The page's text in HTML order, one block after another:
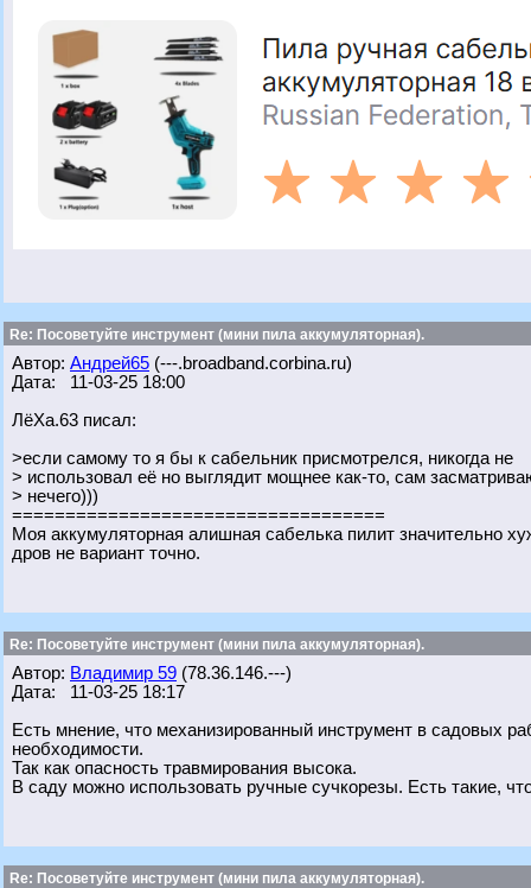
Re: Посоветуйте инструмент (мини пила аккумуляторная).
Автор: Андрей65 (---.broadband.corbina.ru)
Дата: 11-03-25 18:00
ЛёХа.63 писал:
>если самому то я бы к сабельник присмотрелся, никогда не
> использовал её но выглядит мощнее как-то, сам
> нечего)))
===================================
Моя аккумуляторная алишная сабелька пилит значительно
дров не вариант точно.
Re: Посоветуйте инструмент (мини пила аккумуляторная).
Автор: Владимир 59 (78.36.146.---)
Дата: 11-03-25 18:17
Есть мнение, что механизированный инструмент в садовых
необходимости.
Так как опасность травмирования высока.
В саду можно использовать ручные сучкорезы. Есть такие,
Re: Посоветуйте инструмент (мини пила аккумуляторная).